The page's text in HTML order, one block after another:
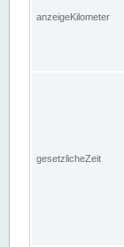
anzeigeKilometer
gesetzlicheZeit